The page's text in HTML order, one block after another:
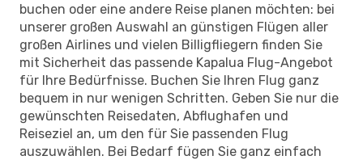
buchen oder eine andere Reise planen möchten: bei
unserer großen Auswahl an günstigen Flügen aller
großen Airlines und vielen Billigfliegern finden Sie
mit Sicherheit das passende Kapalua Flug-Angebot
für Ihre Bedürfnisse. Buchen Sie Ihren Flug ganz
bequem in nur wenigen Schritten. Geben Sie nur die
gewünschten Reisedaten, Abflughafen und
Reiseziel an, um den für Sie passenden Flug
auszuwählen. Bei Bedarf fügen Sie ganz einfach